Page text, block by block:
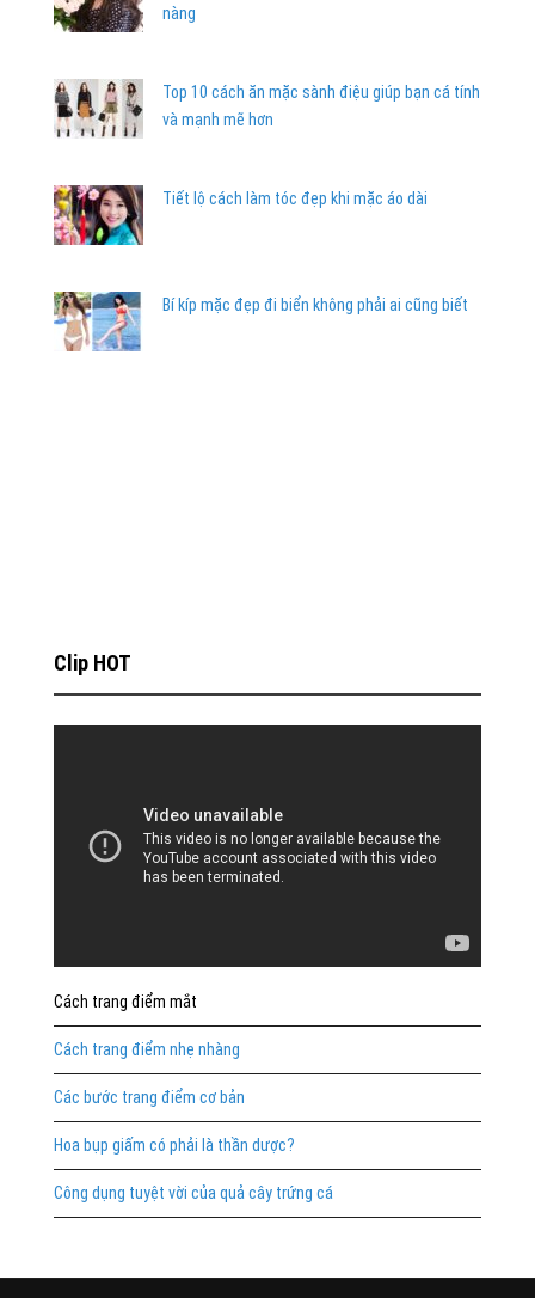
nàng
Top 10 cách ăn mặc sành điệu giúp bạn cá tính
và mạnh mẽ hơn
Tiết lộ cách làm tóc đẹp khi mặc áo dài
Bí kíp mặc đẹp đi biển không phải ai cũng biết
Clip HOT
Cách trang điểm mắt
Cách trang điểm nhẹ nhàng
Các bước trang điểm cơ bản
Hoa bụp giấm có phải là thần dược?
Công dụng tuyệt vời của quả cây trứng cá